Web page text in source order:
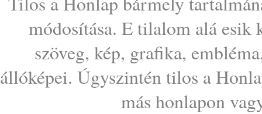
módosítása. E tilalom alá esik
szöveg, kép, grafika,
állóképei. Úgyszintén tilos a
más honlapon